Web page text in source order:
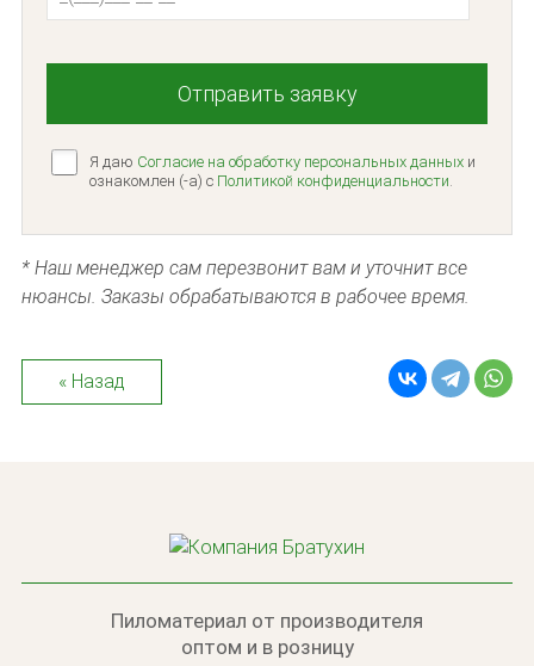
Я даю Согласие на обработку персональных данныхи
ознакомлен (-а) c Политикой конфиденциальности.
* Наш менеджер сам перезвонит вам и уточнит все
нюансы. Заказы обрабатываются в рабочее время.
« Назад
Пиломатериал от производителя
оптом и в розницу